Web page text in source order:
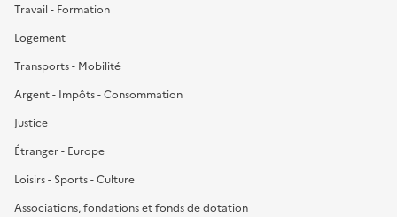
Travail - Formation
Logement
Transports - Mobilité
Argent - Impôts - Consommation
Justice
Étranger - Europe
Loisirs - Sports - Culture
Associations, fondations et fonds de dotation